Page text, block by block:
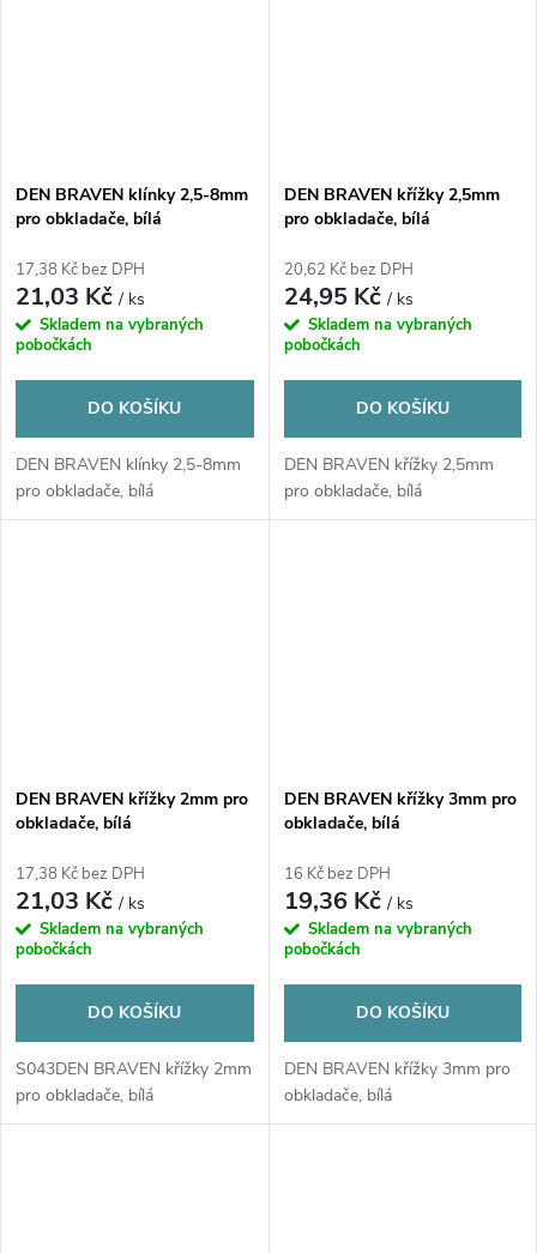
DEN BRAVEN klínky 2,5-8mm
pro obkladače, bílá
17,38 Kč bez DPH
21,03 Kč/ ks
Skladem na vybraných
pobočkách
DO KOŠÍKU
DEN BRAVEN klínky 2,5-8mm
pro obkladače, bílá
DEN BRAVEN křížky 2,5mm
pro obkladače, bílá
20,62 Kč bez DPH
24,95 Kč/ ks
Skladem na vybraných
pobočkách
DO KOŠÍKU
DEN BRAVEN křížky 2,5mm
pro obkladače, bílá
DEN BRAVEN křížky 2mm pro
obkladače, bílá
17,38 Kč bez DPH
21,03 Kč/ ks
Skladem na vybraných
pobočkách
DO KOŠÍKU
S043DEN BRAVEN křížky 2mm
pro obkladače, bílá
DEN BRAVEN křížky 3mm pro
obkladače, bílá
16 Kč bez DPH
19,36 Kč/ ks
Skladem na vybraných
pobočkách
DO KOŠÍKU
DEN BRAVEN křížky 3mm pro
obkladače, bílá